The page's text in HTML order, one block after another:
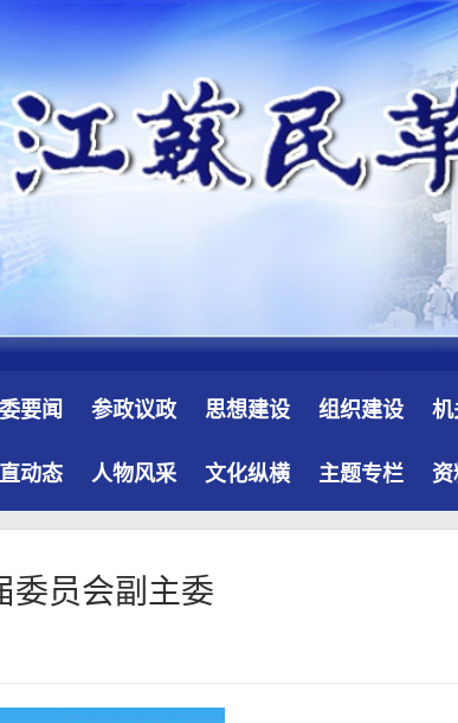
要闻 参政议政 思想建设 组织建设
动态 人物风采 文化纵横 主题专栏
员会副主委